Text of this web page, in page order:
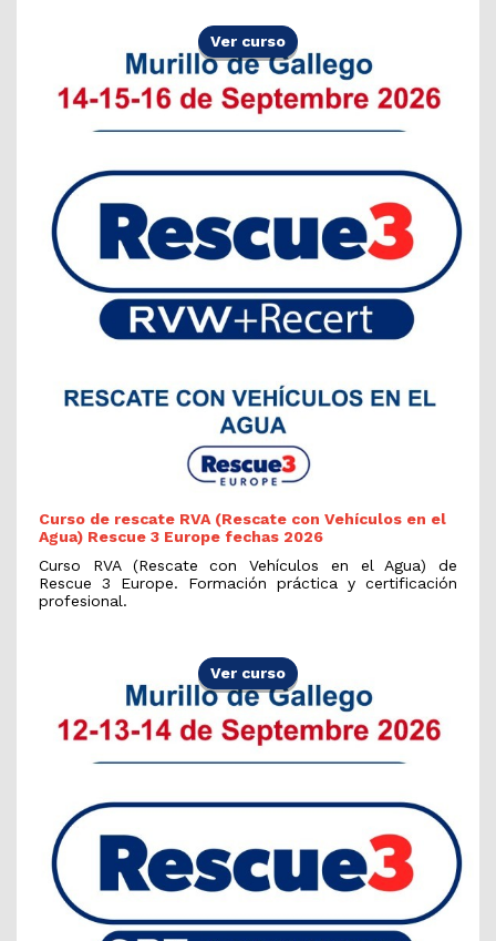
Ver curso
Curso de rescate RVA (Rescate con Vehículos en el
Agua) Rescue 3 Europe fechas 2026
Curso RVA (Rescate con Vehículos en el Agua) de
Rescue 3 Europe. Formación práctica y certificación
profesional.
Ver curso